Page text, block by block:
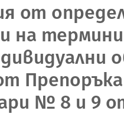
от
№ 8 и 9